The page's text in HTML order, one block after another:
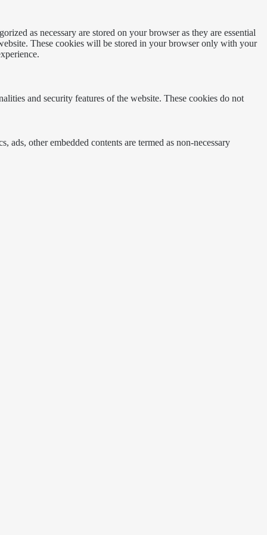
as necessary are stored on your browser as they are essential
These cookies will be stored in your browser only with your
and security features of the website. These cookies do not
other embedded contents are termed as non-necessary